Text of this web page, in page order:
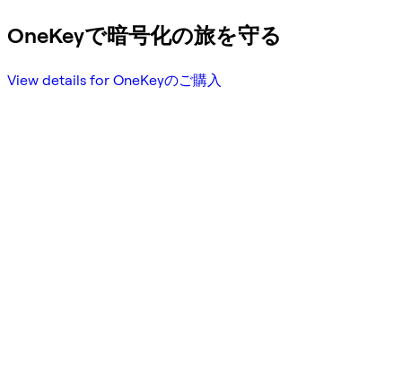
OneKeyで暗号化の旅を守る
View details for OneKeyのご購入